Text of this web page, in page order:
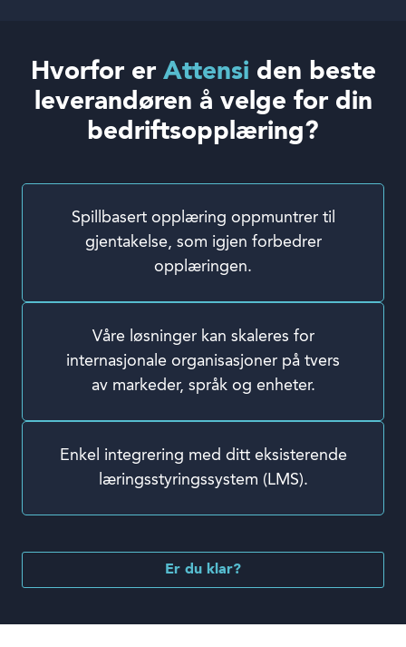
Hvorfor er Attensi den beste
leverandøren å velge for din
bedriftsopplæring?
Spillbasert opplæring oppmuntrer til
gjentakelse, som igjen forbedrer
opplæringen.
Våre løsninger kan skaleres for
internasjonale organisasjoner på tvers
av markeder, språk og enheter.
Enkel integrering med ditt eksisterende
læringsstyringssystem (LMS).
Er du klar?